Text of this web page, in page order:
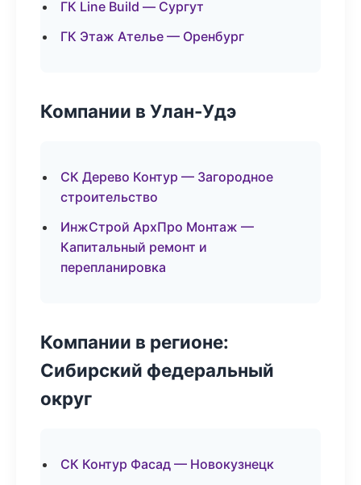
ГК Line Build — Сургут
ГК Этаж Ателье — Оренбург
Компании в Улан-Удэ
СК Дерево Контур — Загородное
строительство
ИнжСтрой АрхПро Монтаж —
Капитальный ремонт и
перепланировка
Компании в регионе:
Сибирский федеральный
округ
СК Контур Фасад — Новокузнецк